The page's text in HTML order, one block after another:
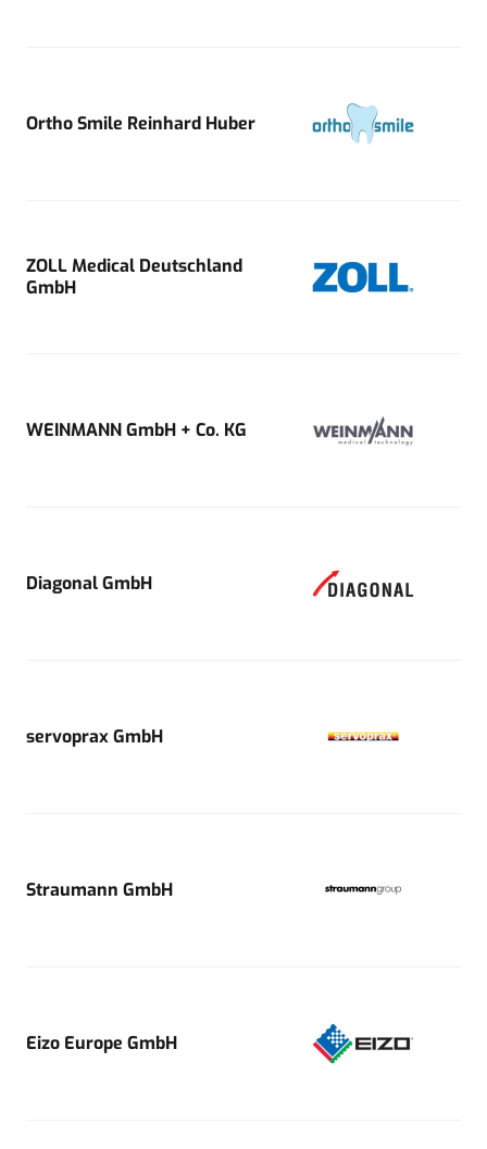
Ortho Smile Reinhard Huber
ZOLL Medical Deutschland
GmbH
WEINMANN GmbH + Co. KG
Diagonal GmbH
servoprax GmbH
Straumann GmbH
Eizo Europe GmbH